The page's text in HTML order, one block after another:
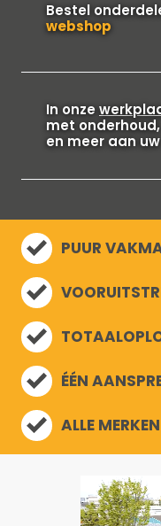
Bestel
webshop
In onze
met
en meer aan
PUUR
ÉÉN
ALLE MERKEN